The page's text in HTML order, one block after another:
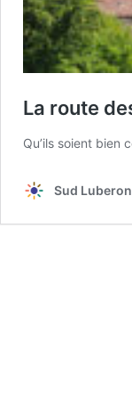
La route
Qu’ils soient bien
Sud